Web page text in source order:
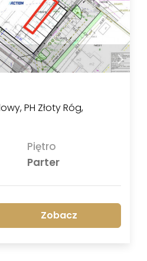
PH Złoty Róg,
Piętro
Parter
Zobacz